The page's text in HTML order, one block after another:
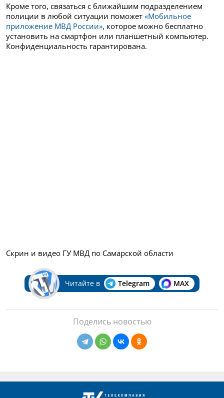
Кроме того, связаться с ближайшим подразделением
полиции в любой ситуации поможет «Мобильное
приложение МВД России», которое можно бесплатно
установить на смартфон или планшетный компьютер.
Конфиденциальность гарантирована.
Скрин и видео ГУ МВД по Самарской области
Читайте в Telegram MAX
Поделись новостью